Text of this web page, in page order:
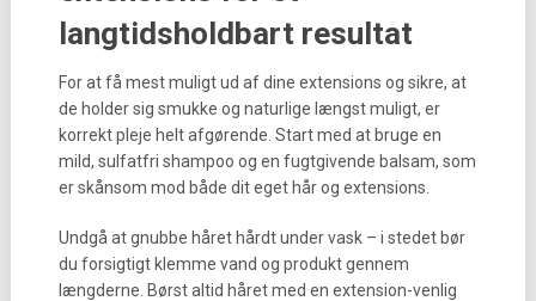
langtidsholdbart resultat
For at få mest muligt ud af dine extensions og sikre, at
de holder sig smukke og naturlige længst muligt, er
korrekt pleje helt afgørende. Start med at bruge en
mild, sulfatfri shampoo og en fugtgivende balsam, som
er skånsom mod både dit eget hår og extensions.
Undgå at gnubbe håret hårdt under vask – i stedet bør
du forsigtigt klemme vand og produkt gennem
længderne. Børst altid håret med en extension-venlig